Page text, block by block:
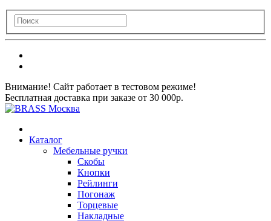
Внимание! Сайт работает в тестовом режиме!
Бесплатная доставка при заказе от 30 000р.
Каталог
Мебельные ручки
Скобы
Кнопки
Рейлинги
Погонаж
Торцевые
Накладные